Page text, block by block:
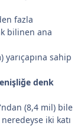
fazla
bilinen ana
sahip
denk
(8,4 mil) bile
iki katı